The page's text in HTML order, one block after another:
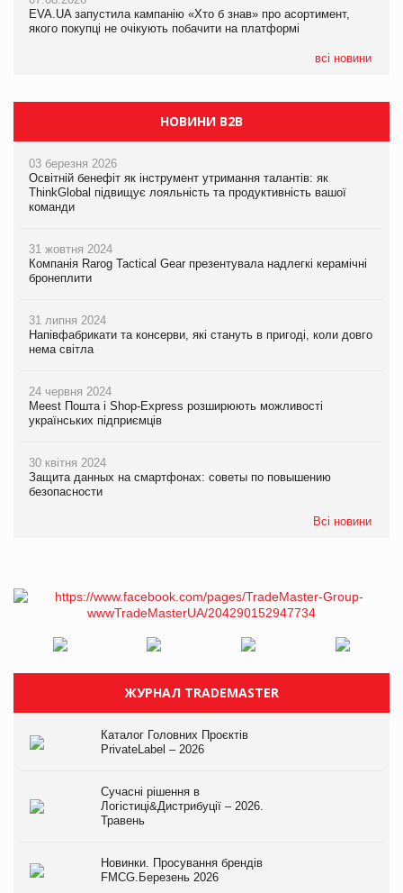
EVA.UA запустила кампанію «Хто б знав» про асортимент,
якого покупці не очікують побачити на платформі
всі новини
EVA.UA запустила кампанію «Хто б знав» про асортимент,
якого покупці не очікують побачити на платформі
НОВИНИ B2B
03 березня 2026
Освітній бенефіт як інструмент утримання талантів: як
ThinkGlobal підвищує лояльність та продуктивність вашої
команди
31 жовтня 2024
Компанія Rarog Tactical Gear презентувала надлегкі керамічні
бронеплити
31 липня 2024
Напівфабрикати та консерви, які стануть в пригоді, коли довго
нема світла
24 червня 2024
Meest Пошта і Shop-Express розширюють можливості
українських підприємців
30 квітня 2024
Защита данных на смартфонах: советы по повышению
безопасности
Всі новини
ЖУРНАЛ TRADEMASTER
Каталог Головних Проєктів
PrivateLabel – 2026
Сучасні рішення в
Логістиці&Дистрибуції – 2026.
Травень
Новинки. Просування брендів
FMCG.Березень 2026